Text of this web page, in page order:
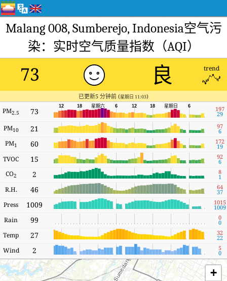
Malang 008, Sumberejo, Indonesia空气污
染：实时空气质量指数（AQI）
73 良 trend
已更新5 分钟前 (星期日 11:03)
PM2.5 73
6
星期日
18
12
6
星期六
18
12 197
29
PM10 21 97
6
PM1 60 172
19
TVOC 15 92
6
CO2 2 8
1
R.H. 46 64
37
Press 1009 1015
1009
Rain 99 0
0
Temp 27 32
22
Wind 2 5
0
+